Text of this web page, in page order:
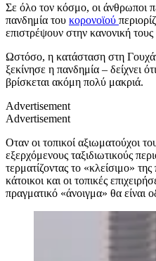
Σε όλο τον κόσμο, οι άνθρωποι
πανδημία του κορονοϊού
επιστρέψουν στην κανονική
Ωστόσο, η κατάσταση στη
ξεκίνησε η πανδημία – δείχνει
βρίσκεται ακόμη πολύ μακριά.
Advertisement
Advertisement
Οταν οι τοπικοί αξιωματούχοι
εξερχόμενους ταξιδιωτικούς
τερματίζοντας το «κλείσιμο»
κάτοικοι και οι τοπικές
πραγματικό «άνοιγμα» θα είναι